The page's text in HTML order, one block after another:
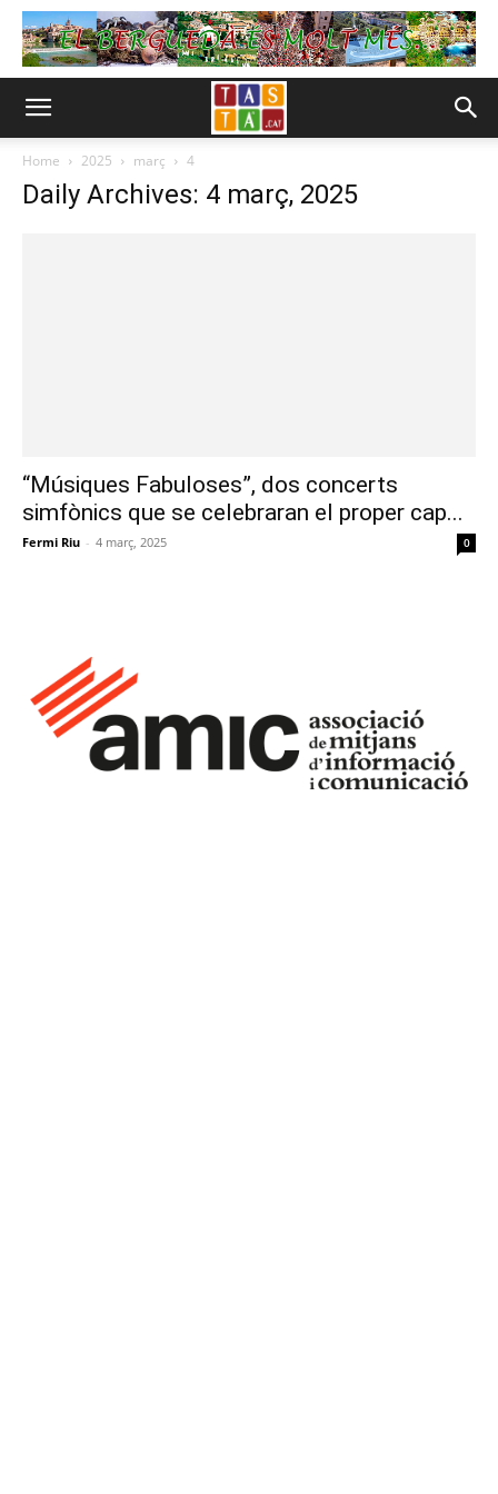
Home 2025 març 4
Daily Archives: 4 març, 2025
“Músiques Fabuloses”, dos concerts
simfònics que se celebraran el proper cap...
Fermi Riu - 4 març, 2025 0